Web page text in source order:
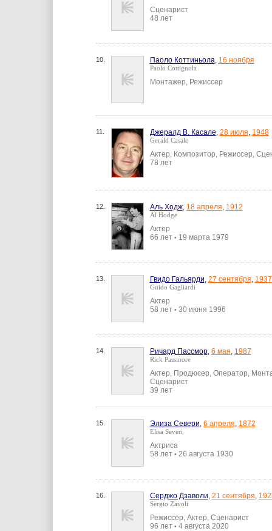
Сценарист
48 лет
10. Паоло Коттиньола, 16 ноября
Paolo Cottignola
Монтажер, Режиссер
11. Джералд В. Касале, 28 июля, 1948
Gerald Casale
Актер, Композитор, Режиссер,
78 лет
12. Аль Ходж, 18 апреля, 1912
Al Hodge
Актер
66 лет • 19 марта 1979
13. Гвидо Гальярди, 27 сентября, 1937
Guido Gagliardi
Актер
58 лет • 30 июня 1996
14. Ричард Пассмор, 6 мая, 1987
Rick Passmore
Актер, Продюсер, Оператор,
Сценарист
39 лет
15. Элиза Севери, 6 апреля, 1872
Elisa Severi
Актриса
58 лет • 26 августа 1930
16. Серджо Дзаволи, 21 сентября,
Sergio Zavoli
Режиссер, Актер, Сценарист
96 лет • 4 августа 2020